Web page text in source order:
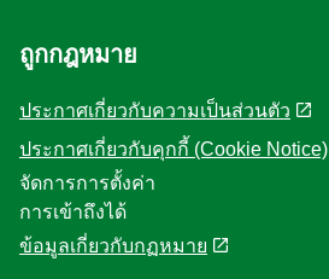
ถูกกฎหมาย
ประกาศเกี่ยวกับความเป็นส่วนตัว
ประกาศเกี่ยวกับคุกกี้ (Cookie Notice)
จัดการการตั้งค่า
การเข้าถึงได้
ข้อมูลเกี่ยวกับกฏหมาย